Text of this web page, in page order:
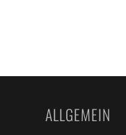
ALLGEMEIN